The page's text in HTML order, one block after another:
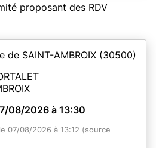
proposant des RDV
de SAINT-AMBROIX (30500)
08/2026 à 13:30
07/08/2026 à 13:12 (source